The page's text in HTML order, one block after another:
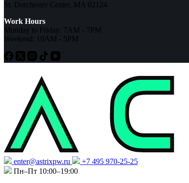
St. Dorchester Center, MA 02124
Work Hours
Monday to Friday: 7AM - 7PM
Weekend: 10AM - 5PM
enter@astrixpw.ru
+7 495 970-25-25
Пн–Пт 10:00–19:00